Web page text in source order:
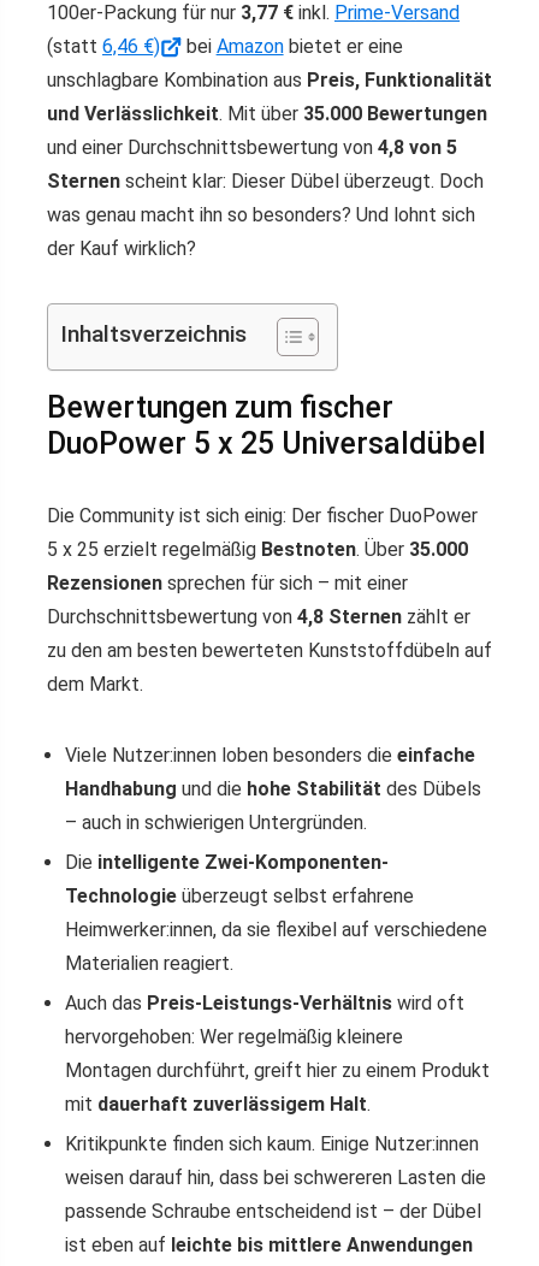
100er-Packung für nur 3,77 € inkl. Prime-Versand
(statt 6,46 €) bei Amazonbietet er eine
unschlagbare Kombination aus Preis, Funktionalität
und Verlässlichkeit. Mit über 35.000 Bewertungen
und einer Durchschnittsbewertung von 4,8 von 5
Sternen scheint klar: Dieser Dübel überzeugt. Doch
was genau macht ihn so besonders? Und lohnt sich
der Kauf wirklich?
Inhaltsverzeichnis
Bewertungen zum fischer
DuoPower 5 x 25 Universaldübel
Die Community ist sich einig: Der fischer DuoPower
5 x 25 erzielt regelmäßig Bestnoten. Über 35.000
Rezensionen sprechen für sich – mit einer
Durchschnittsbewertung von 4,8 Sternen zählt er
zu den am besten bewerteten Kunststoffdübeln auf
dem Markt.
Viele Nutzer:innen loben besonders die einfache
Handhabung und die hohe Stabilität des Dübels
– auch in schwierigen Untergründen.
Die intelligente Zwei-Komponenten-
Technologie überzeugt selbst erfahrene
Heimwerker:innen, da sie flexibel auf verschiedene
Materialien reagiert.
Auch das Preis-Leistungs-Verhältnis wird oft
hervorgehoben: Wer regelmäßig kleinere
Montagen durchführt, greift hier zu einem Produkt
mit dauerhaft zuverlässigem Halt.
Kritikpunkte finden sich kaum. Einige Nutzer:innen
weisen darauf hin, dass bei schwereren Lasten die
passende Schraube entscheidend ist – der Dübel
ist eben auf leichte bis mittlere Anwendungen